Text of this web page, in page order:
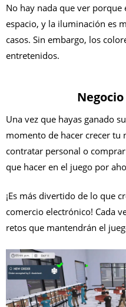
No hay nada que ver
espacio, y la iluminación es
casos. Sin embargo, los
entretenidos.
Una vez que hayas ganado
momento de hacer crecer tu
contratar personal o
que hacer en el juego por
¡Es más divertido de lo que
comercio electrónico! Cada
retos que mantendrán el